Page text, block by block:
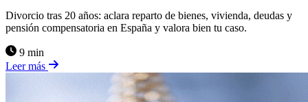
Divorcio tras 20 años: aclara reparto de bienes, vivienda, deudas y
pensión compensatoria en España y valora bien tu caso.
9 min
Leer más